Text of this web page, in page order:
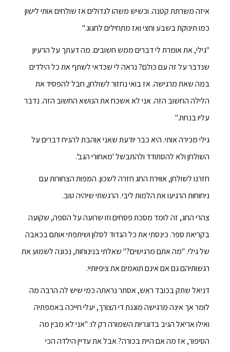
איזה משרתת קטנה. וכשיש משהו לגדולים אז שולחים אותי לישון
כמו תינוקת בשבע וחצי ואז מתחילים לחגוג."
"גילי, את אומרת לי דברים ממש חשובים. מה דעתך על הרעיון
שנדבר על זה עם כולם? נראה לי שכדאי לשתף את כל הילדים
במה שאת מרגישה. אז בואי נחזור לשולחן, חבל להפסיד את
הלילה החשוב הזה. אני לא אשכח את הנושא החשוב הזה. נדבר
עליו בנחת."
גילי מכירה אותי. היא כבר יודעת שאני אוהבת להניח דברים על
השולחן ולא להסתודד ולהתבשל 'מאחורי הגב'.
חזרנו לשולחן, אווירת החג חזרה לשכון. המפות הצחורות עם
ניחוחות הרגיעו את הלמות ליבי. הרגשתי שיהיה טוב.
צהרי החג, זה לומד מסכת פסחים וזו שרועה על הספה, שקועה
בקריאת ספר. כינסתי את כל הגדוד לסלון ושיתפתי אותם בכאבה
של גילי. "מה אתם מרגישים?" שאלתי בנינוחות, נכונה לשמוע את
רגשותיהם גם אם אינם תואמים את ציפיותיי.
דניאל שתק בכובד ראש, אסתר נראתה כמי שיש לה הרבה מה
לומר אך אינה מרגישה מוגנת די הצורך, יעלי חייכה באמפתיה
ואילו אריאל הגיב בדוגריות השמורה רק לו: "אני לא מבין מה
הסיפור, אז מה אם היית בכורה? אבל את עדיין הילדה הכי